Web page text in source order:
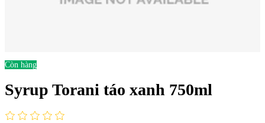
Còn hàng
Syrup Torani táo xanh 750ml